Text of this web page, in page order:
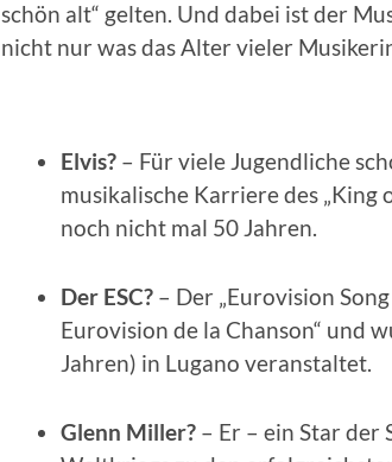
schön alt“ gelten. Und dabei ist der
nicht nur was das Alter vieler
Elvis? – Für viele Jugendliche
musikalische Karriere des „King
noch nicht mal 50 Jahren.
Der ESC? – Der „Eurovision
Eurovision de la Chanson“ und
Jahren) in Lugano veranstaltet.
Glenn Miller? – Er – ein Star der